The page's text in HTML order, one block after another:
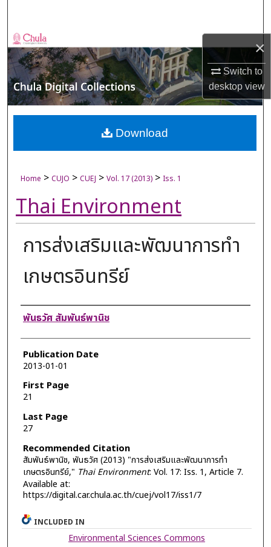
×
Switch to
desktopview
Browse Collections
My Account
About
Digital Commons Network™
Home > CUJO > CUEJ > Vol. 17 (2013) > Iss. 1
Thai Environment
การส่งเสริมและพัฒนาการทำ
เกษตรอินทรีย์
Authors
พันธวัศ สัมพันธ์พานิช
Publication Date
2013-01-01
First Page
21
Last Page
27
Recommended Citation
สัมพันธ์พานิช, พันธวัศ (2013) "การส่งเสริมและพัฒนาการทำ
เกษตรอินทรีย์," Thai Environment: Vol. 17: Iss. 1, Article 7.
Available at:
https://digital.car.chula.ac.th/cuej/vol17/iss1/7
Download
INCLUDED IN
Environmental Sciences Commons